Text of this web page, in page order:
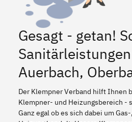
Gesagt - getan!
Auerbach,
Der Klempner Verband hilft Ihnen
Klempner- und Heizungsbereich -
Ganz egal ob es sich dabei um